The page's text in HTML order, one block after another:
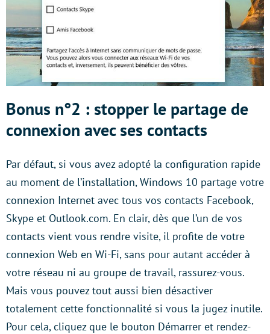
Bonus n°2 : stopper le partage de
connexion avec ses contacts
Par défaut, si vous avez adopté la configuration rapide
au moment de l’installation, Windows 10 partage votre
connexion Internet avec tous vos contacts Facebook,
Skype et Outlook.com. En clair, dès que l’un de vos
contacts vient vous rendre visite, il profite de votre
connexion Web en Wi-Fi, sans pour autant accéder à
votre réseau ni au groupe de travail, rassurez-vous.
Mais vous pouvez tout aussi bien désactiver
totalement cette fonctionnalité si vous la jugez inutile.
Pour cela, cliquez que le bouton Démarrer et rendez-